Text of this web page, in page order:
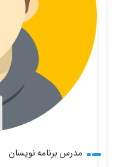
مدرس برنامه نویسان